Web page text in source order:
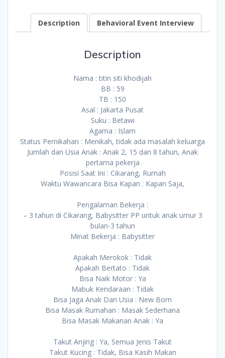
Description Behavioral Event Interview
Description
Nama : titin siti khodijah
BB : 59
TB : 150
Asal : Jakarta Pusat
Suku : Betawi
Agama : Islam
Status Pernikahan : Menikah, tidak ada masalah keluarga
Jumlah dan Usia Anak : Anak 2, 15 dan 8 tahun, Anak
pertama pekerja
Posisi Saat Ini : Cikarang, Rumah
Waktu Wawancara Bisa Kapan : Kapan Saja,
Pengalaman Bekerja :
– 3 tahun di Cikarang, Babysitter PP untuk anak umur 3
bulan-3 tahun
Minat Bekerja : Babysitter
Apakah Merokok : Tidak
Apakah Bertato : Tidak
Bisa Naik Motor : Ya
Mabuk Kendaraan : Tidak
Bisa Jaga Anak Dari Usia : New Born
Bisa Masak Rumahan : Masak Sederhana
Bisa Masak Makanan Anak : Ya
Takut Anjing : Ya, Semua Jenis Takut
Takut Kucing : Tidak, Bisa Kasih Makan